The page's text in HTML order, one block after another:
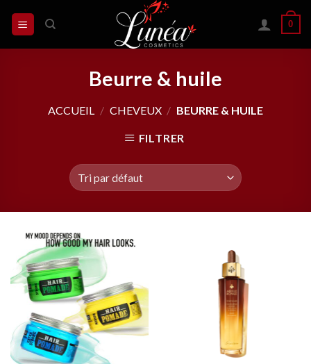
0
Beurre & huile
ACCUEIL / CHEVEUX / BEURRE & HUILE
FILTRER